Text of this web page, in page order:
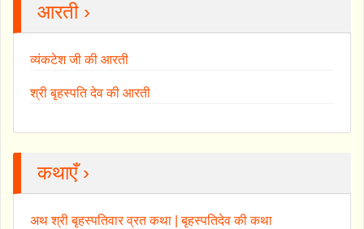
आरती ›
व्यंकटेश जी की आरती
श्री बृहस्पति देव की आरती
कथाएँ ›
अथ श्री बृहस्पतिवार व्रत कथा | बृहस्पतिदेव की कथा